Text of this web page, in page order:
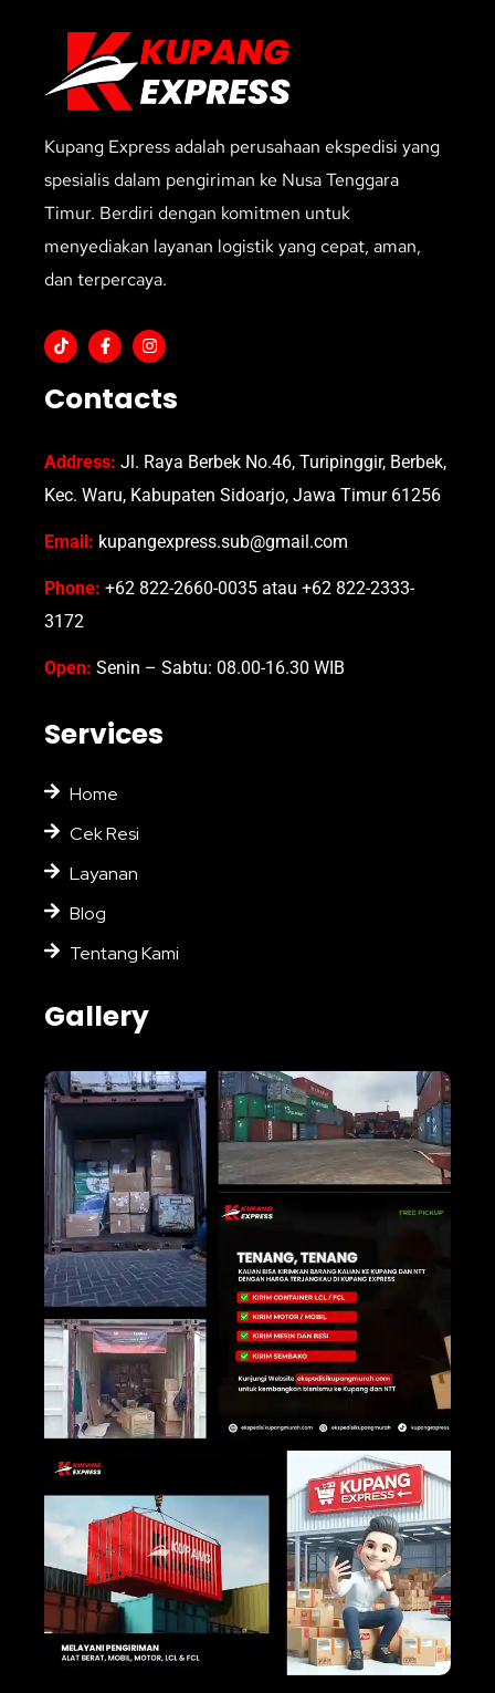
Kupang Express adalah perusahaan ekspedisi yang
spesialis dalam pengiriman ke Nusa Tenggara
Timur. Berdiri dengan komitmen untuk
menyediakan layanan logistik yang cepat, aman,
dan terpercaya.
Contacts
Address: Jl. Raya Berbek No.46, Turipinggir, Berbek,
Kec. Waru, Kabupaten Sidoarjo, Jawa Timur 61256
Email: kupangexpress.sub@gmail.com
Phone: +62 822-2660-0035 atau +62 822-2333-
3172
Open: Senin – Sabtu: 08.00-16.30 WIB
Services
Home
Cek Resi
Layanan
Blog
Tentang Kami
Gallery